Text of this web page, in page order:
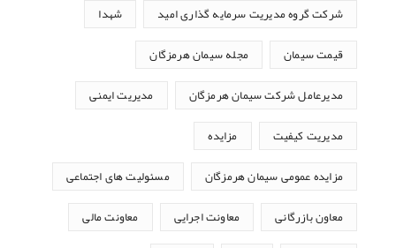
شرکت گروه مدیریت سرمایه گذاری امید شهدا
قیمت سیمان مجله سیمان هرمزگان
مدیرعامل شرکت سیمان هرمزگان مدیریت ایمنی
مدیریت کیفیت مزایده
مزایده عمومی سیمان هرمزگان مسئولیت های اجتماعی
معاون بازرگانی معاونت اجرایی معاونت مالی